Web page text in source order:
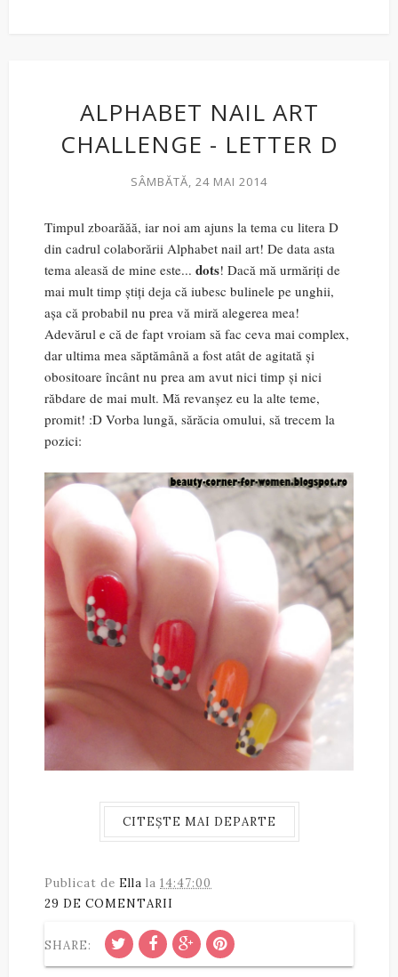
ALPHABET NAIL ART
CHALLENGE - LETTER D
SÂMBĂTĂ, 24 MAI 2014
Timpul zboarăăă, iar noi am ajuns la tema cu litera D
din cadrul colaborării Alphabet nail art! De data asta
tema aleasă de mine este... dots! Dacă mă urmăriți de
mai mult timp știți deja că iubesc bulinele pe unghii,
așa că probabil nu prea vă miră alegerea mea!
Adevărul e că de fapt vroiam să fac ceva mai complex,
dar ultima mea săptămână a fost atât de agitată și
obositoare încânt nu prea am avut nici timp și nici
răbdare de mai mult. Mă revanșez eu la alte teme,
promit! :D Vorba lungă, sărăcia omului, să trecem la
pozici:
CITEȘTE MAI DEPARTE
Publicat de Ella la 14:47:00
29 DE COMENTARII
SHARE: